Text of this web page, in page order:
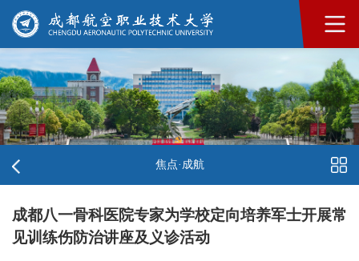
焦点·成航
成都八一骨科医院专家为学校定向培养军士开展常
见训练伤防治讲座及义诊活动